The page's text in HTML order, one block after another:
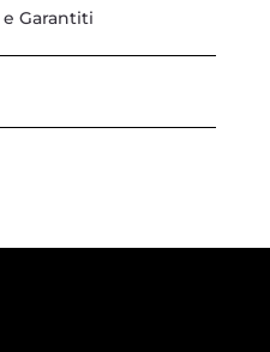
e Garantiti